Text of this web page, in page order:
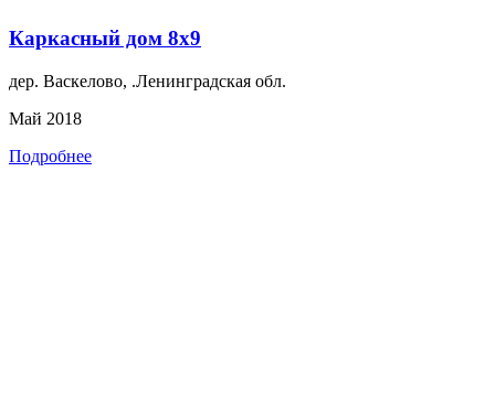
Каркасный дом 8х9
дер. Васкелово, .Ленинградская обл.
Май 2018
Подробнее